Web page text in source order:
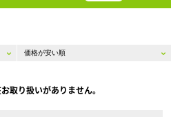
取り扱いがありません。